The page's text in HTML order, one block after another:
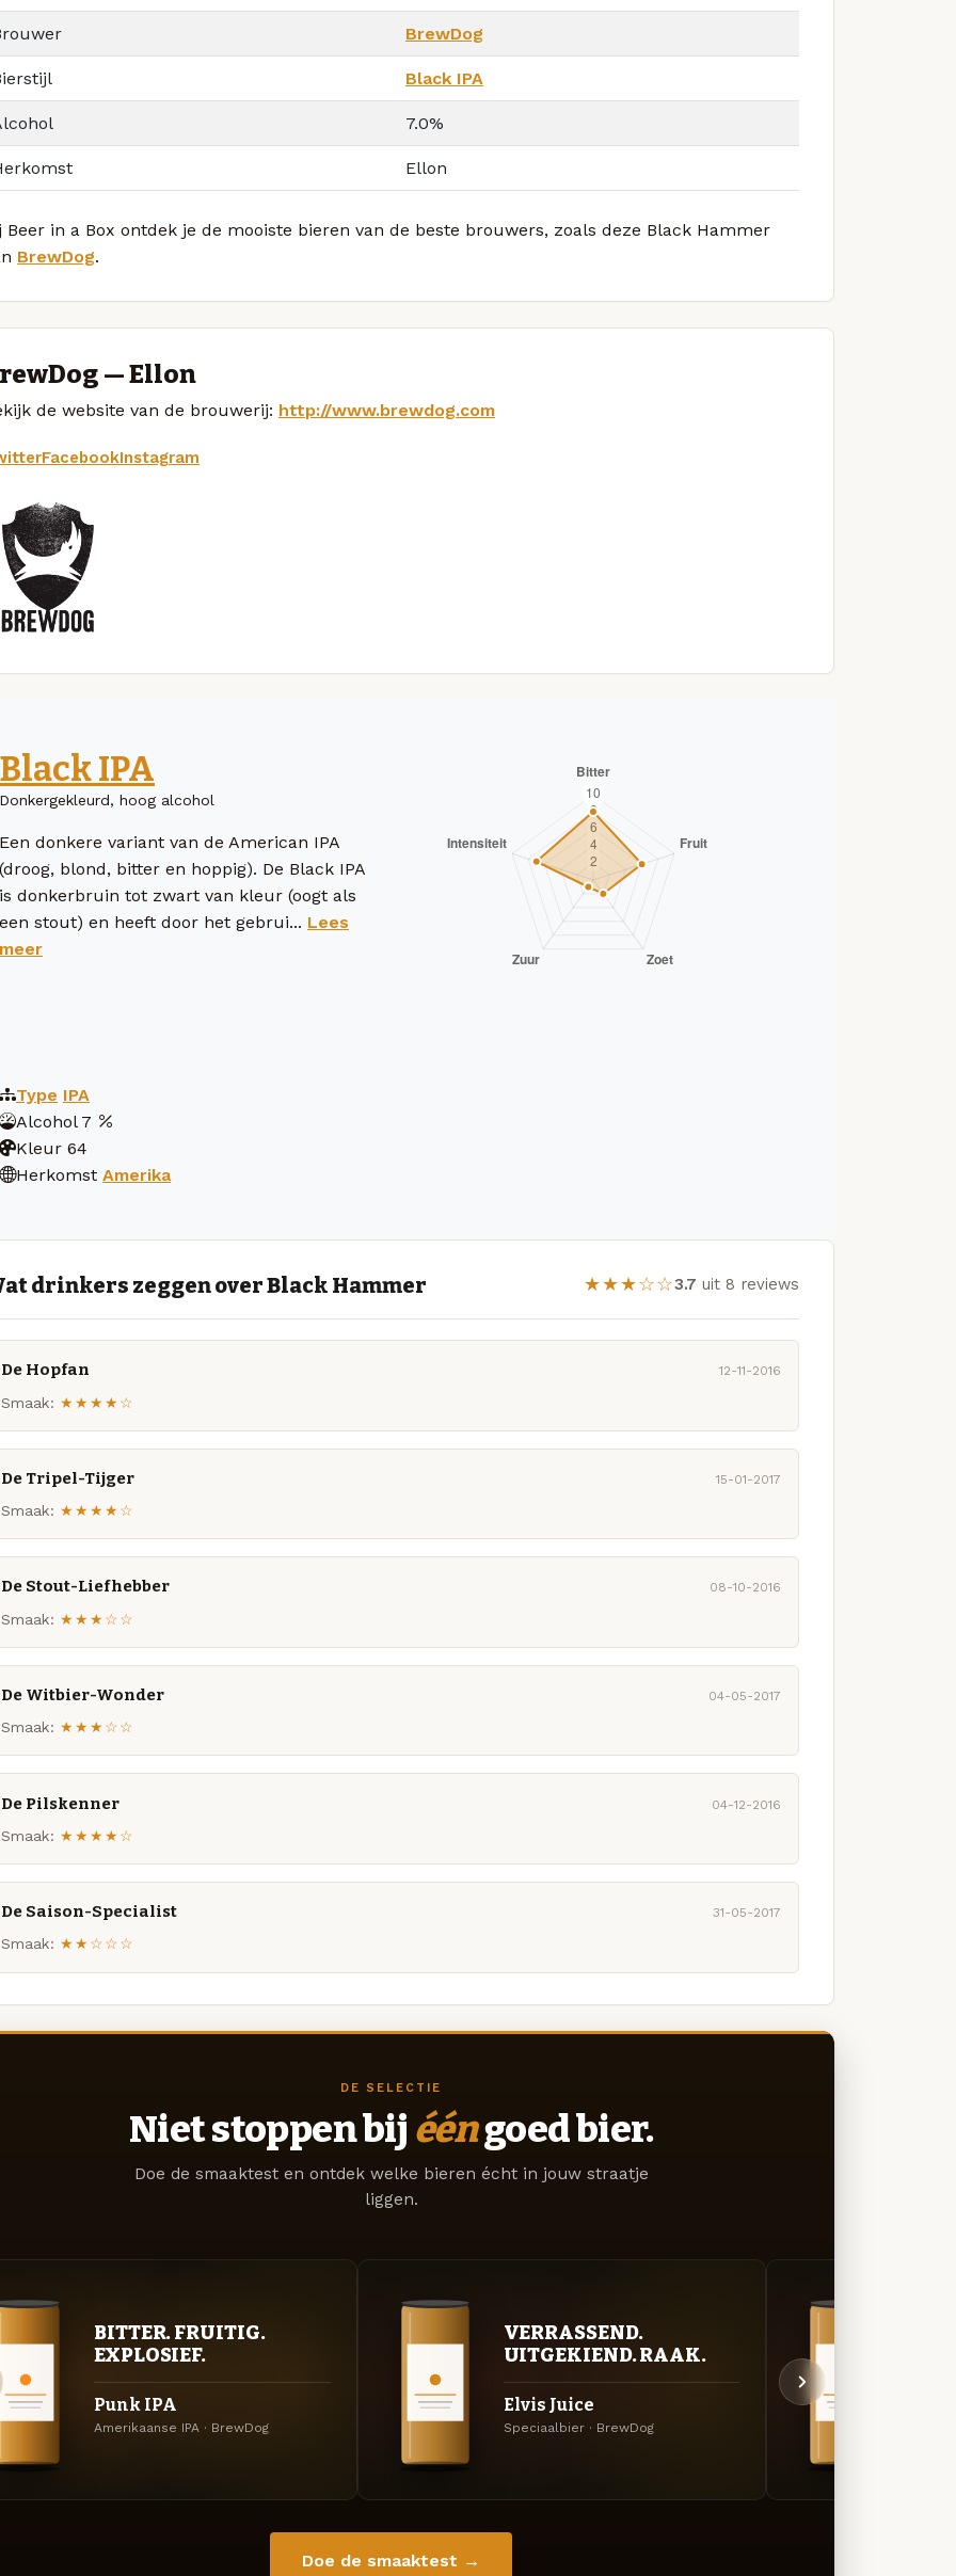
BrewDog
Black IPA
7.0%
Ellon
Beer in a Box ontdek je de mooiste bieren van de beste brouwers, zoals deze Black Hammer
BrewDog.
— Ellon
de website van de brouwerij: http://www.brewdog.com
FacebookInstagram
Black IPA
Donkergekleurd, hoog alcohol
Een donkere variant van de American IPA
(droog, blond, bitter en hoppig). De Black IPA
is donkerbruin tot zwart van kleur (oogt als
een stout) en heeft door het gebrui... Lees
meer
Type IPA
Alcohol 7
Kleur 64
Herkomst Amerika
drinkers zeggen over Black Hammer ★★★☆☆3.7 uit 8 reviews
De Hopfan 12-11-2016
Smaak: ★★★★☆
De Tripel-Tijger 15-01-2017
Smaak: ★★★★☆
De Stout-Liefhebber 08-10-2016
Smaak: ★★★☆☆
De Witbier-Wonder 04-05-2017
Smaak: ★★★☆☆
De Pilskenner 04-12-2016
Smaak: ★★★★☆
De Saison-Specialist 31-05-2017
Smaak: ★★☆☆☆
DE SELECTIE
Niet stoppen bij ééngoed bier.
Doe de smaaktest en ontdek welke bieren écht in jouw straatje
liggen.
BITTER. FRUITIG.
EXPLOSIEF.
Punk IPA
Amerikaanse IPA · BrewDog
VERRASSEND.
UITGEKIEND. RAAK.
Elvis Juice
Speciaalbier · BrewDog
Doe de smaaktest →